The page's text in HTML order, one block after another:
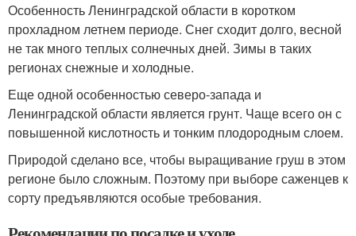
Особенность Ленинградской области в коротком
прохладном летнем периоде. Снег сходит долго, весной
не так много теплых солнечных дней. Зимы в таких
регионах снежные и холодные.
Еще одной особенностью северо-запада и
Ленинградской области является грунт. Чаще всего он с
повышенной кислотность и тонким плодородным слоем.
Природой сделано все, чтобы выращивание груш в этом
регионе было сложным. Поэтому при выборе саженцев к
сорту предъявляются особые требования.